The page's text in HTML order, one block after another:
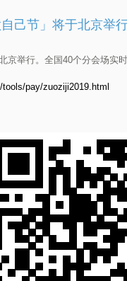
己节」将于北京举
京举行。全国40个分会场实
pay/zuoziji2019.html